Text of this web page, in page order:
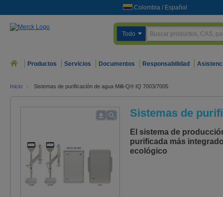
Colombia / Español
Todo
Productos Servicios Documentos Responsabilidad
Inicio > Sistemas de purificación de agua Milli-Q® IQ 7003/7005
Sistemas de
El sistema de
purificada más
ecológico